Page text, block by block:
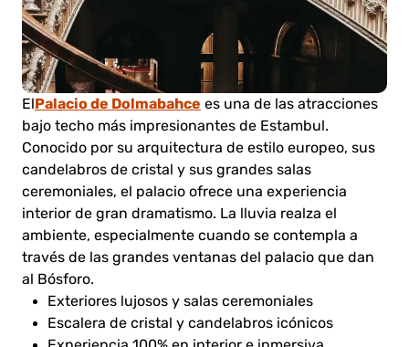
ElPalacio de Dolmabahce es una de las atracciones
bajo techo más impresionantes de Estambul.
Conocido por su arquitectura de estilo europeo, sus
candelabros de cristal y sus grandes salas
ceremoniales, el palacio ofrece una experiencia
interior de gran dramatismo. La lluvia realza el
ambiente, especialmente cuando se contempla a
través de las grandes ventanas del palacio que dan
al Bósforo.
Exteriores lujosos y salas ceremoniales
Escalera de cristal y candelabros icónicos